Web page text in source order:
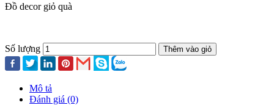
Đồ decor giỏ quà
Số lượng Thêm vào giỏ
Mô tả
Đánh giá (0)